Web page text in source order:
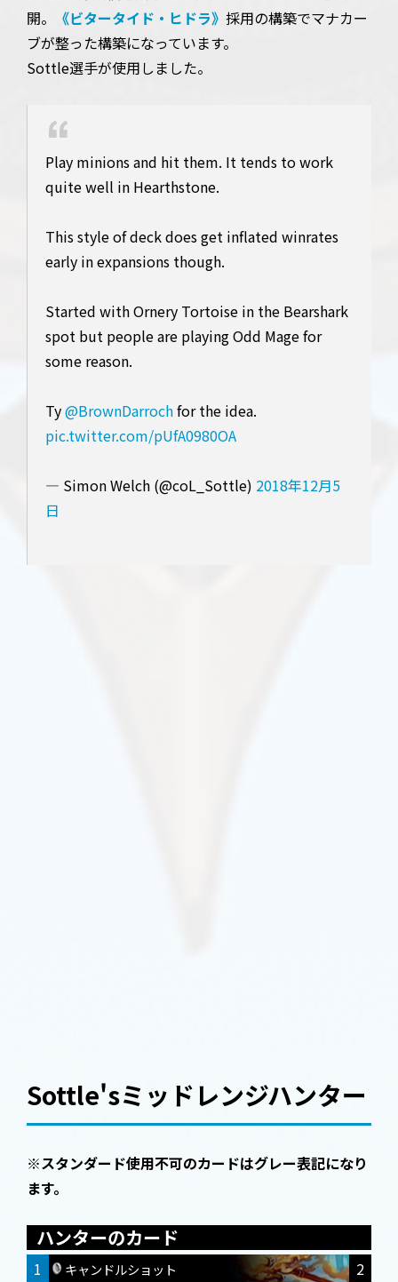
開。
《ビタータイド・ヒドラ》 採用の構築でマナカー
ブが整った構築になっています。
Sottle選手が使用しました。
Play minions and hit them. It tends to work
quite well in Hearthstone.
This style of deck does get inflated winrates
early in expansions though.
Started with Ornery Tortoise in the Bearshark
spot but people are playing Odd Mage for
some reason.
Ty@BrownDarrochfor the idea.
pic.twitter.com/pUfA0980OA
— Simon Welch (@coL_Sottle) 2018年12月5
日
Sottle'sミッドレンジハンター
※スタンダード使用不可のカードはグレー表記になり
ます。
ハンターのカード
1 キャンドルショット
2